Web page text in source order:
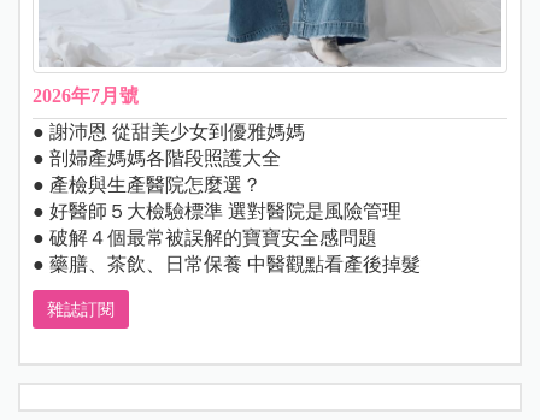
2026年7月號
● 謝沛恩 從甜美少女到優雅媽媽
● 剖婦產媽媽各階段照護大全
● 產檢與生產醫院怎麼選？
● 好醫師５大檢驗標準 選對醫院是風險管理
● 破解４個最常被誤解的寶寶安全感問題
● 藥膳、茶飲、日常保養 中醫觀點看產後掉髮
雜誌訂閱